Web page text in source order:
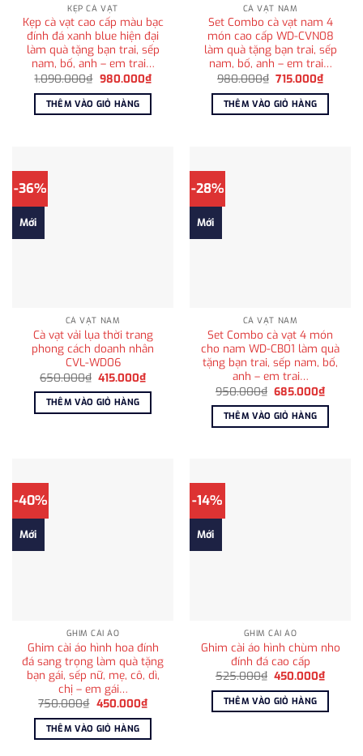
KẸP CÀ VẠT
Kẹp cà vạt cao cấp màu bạc
đính đá xanh blue hiện đại
làm quà tặng bạn trai, sếp
nam, bố, anh – em trai…
1.090.000₫ Giá
là:
1.090.000₫.
980.000₫Giá
hiện
980.000₫.
THÊM VÀO GIỎ HÀNG
CÀ VẠT NAM
Set Combo cà vạt nam 4
món cao cấp WD-CVN08
làm quà tặng bạn trai, sếp
nam, bố, anh – em trai…
980.000₫ Giá
là:
980.000₫.
715.000₫Giá
hiện
tại
THÊM VÀO GIỎ HÀNG
-36%
Mới
CÀ VẠT NAM
Cà vạt vải lụa thời trang
phong cách doanh nhân
CVL-WD06
650.000₫ Giá
là:
650.000₫.
415.000₫Giá
hiện
tại
415.000₫.
THÊM VÀO GIỎ HÀNG
-28%
Mới
CÀ VẠT NAM
Set Combo cà vạt 4 món
cho nam WD-CB01 làm quà
tặng bạn trai, sếp nam, bố,
anh – em trai…
950.000₫ Giá
là:
950.000₫.
685.000₫Giá
hiện
tại
THÊM VÀO GIỎ HÀNG
-40%
Mới
GHIM CÀI ÁO
Ghim cài áo hình hoa đính
đá sang trọng làm quà tặng
bạn gái, sếp nữ, mẹ, cô, dì,
chị – em gái…
750.000₫ Giá
là:
750.000₫.
450.000₫Giá
hiện
tại
450.000₫.
THÊM VÀO GIỎ HÀNG
-14%
Mới
GHIM CÀI ÁO
Ghim cài áo hình chùm nho
đính đá cao cấp
525.000₫ Giá
là:
525.000₫.
450.000₫Giá
hiện
tại
THÊM VÀO GIỎ HÀNG